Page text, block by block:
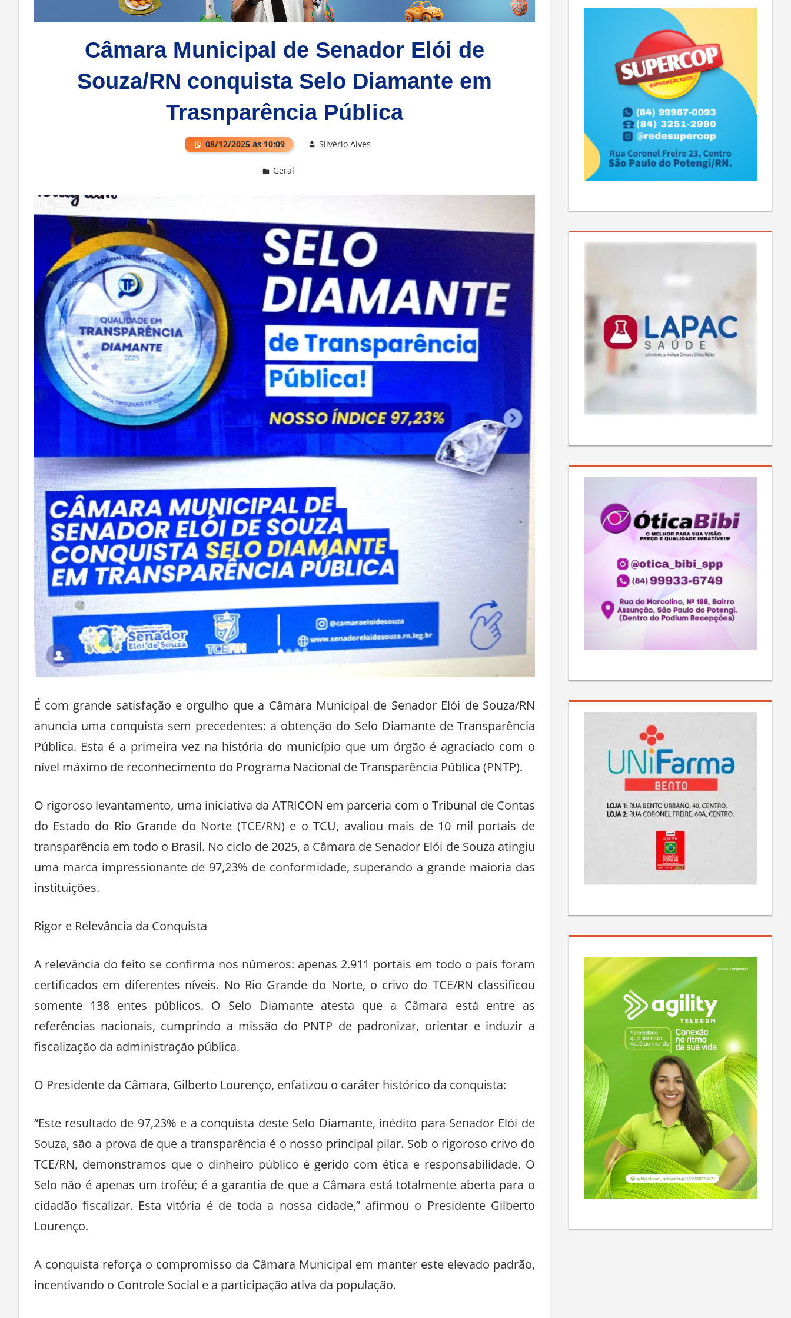
Câmara Municipal de Senador Elói de
Souza/RN conquista Selo Diamante em
Trasnparência Pública
08/12/2025 às 10:09
É com grande satisfação e orgulho que a Câmara Municipal de Senador Elói de Souza/RN
anuncia uma conquista sem precedentes: a obtenção do Selo Diamante de Transparência
Pública. Esta é a primeira vez na história do município que um órgão é agraciado com o
nível máximo de reconhecimento do Programa Nacional de Transparência Pública (PNTP).
O rigoroso levantamento, uma iniciativa da ATRICON em parceria com o Tribunal de Contas
do Estado do Rio Grande do Norte (TCE/RN) e o TCU, avaliou mais de 10 mil portais de
transparência em todo o Brasil. No ciclo de 2025, a Câmara de Senador Elói de Souza atingiu
uma marca impressionante de 97,23% de conformidade, superando a grande maioria das
instituições.
Rigor e Relevância da Conquista
A relevância do feito se confirma nos números: apenas 2.911 portais em todo o país foram
certificados em diferentes níveis. No Rio Grande do Norte, o crivo do TCE/RN classificou
somente 138 entes públicos. O Selo Diamante atesta que a Câmara está entre as
referências nacionais, cumprindo a missão do PNTP de padronizar, orientar e induzir a
fiscalização da administração pública.
O Presidente da Câmara, Gilberto Lourenço, enfatizou o caráter histórico da conquista:
“Este resultado de 97,23% e a conquista deste Selo Diamante, inédito para Senador Elói de
Souza, são a prova de que a transparência é o nosso principal pilar. Sob o rigoroso crivo do
TCE/RN, demonstramos que o dinheiro público é gerido com ética e responsabilidade. O
Selo não é apenas um troféu; é a garantia de que a Câmara está totalmente aberta para o
cidadão fiscalizar. Esta vitória é de toda a nossa cidade,” afirmou o Presidente Gilberto
Lourenço.
A conquista reforça o compromisso da Câmara Municipal em manter este elevado padrão,
incentivando o Controle Social e a participação ativa da população.